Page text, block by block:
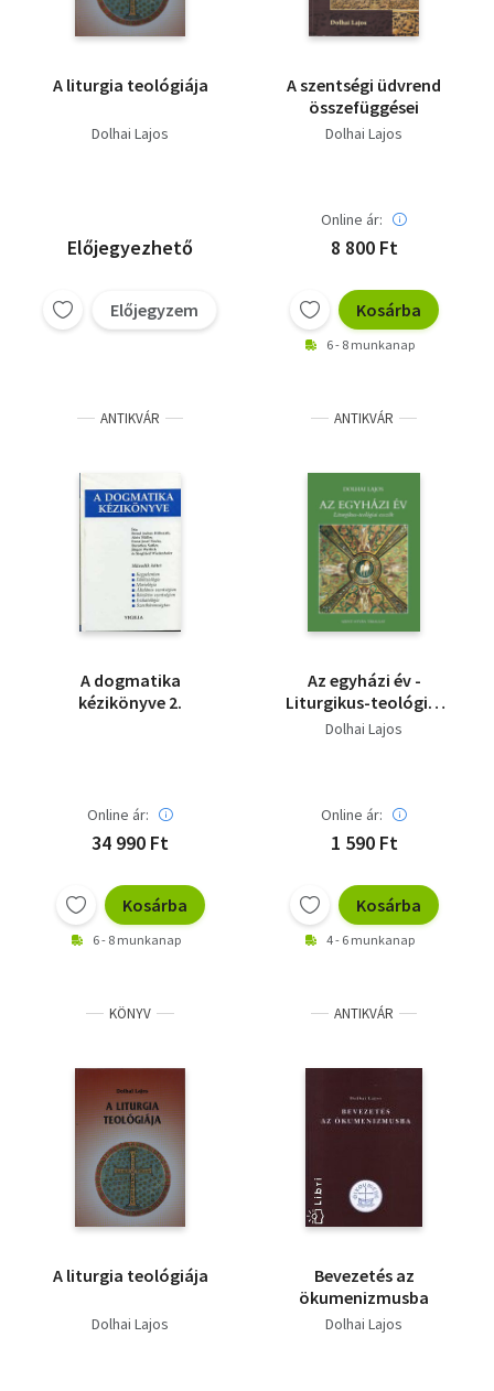
A liturgia teológiája
Dolhai Lajos
Előjegyezhető
Előjegyzem
A szentségi üdvrend
összefüggései
Dolhai Lajos
Online ár:
8 800 Ft
Kosárba
6 - 8 munkanap
ANTIKVÁR
A dogmatika
kézikönyve 2.
Online ár:
34 990 Ft
Kosárba
6 - 8 munkanap
ANTIKVÁR
Az egyházi év -
Liturgikus-teológiai
esszék
Dolhai Lajos
Online ár:
1 590 Ft
Kosárba
4 - 6 munkanap
KÖNYV
A liturgia teológiája
Dolhai Lajos
ANTIKVÁR
Bevezetés az
ökumenizmusba
Dolhai Lajos